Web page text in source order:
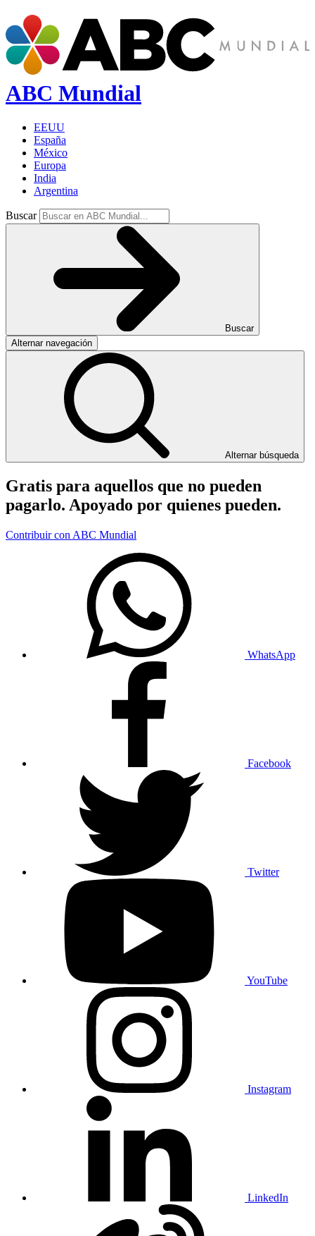
ABC Mundial
EEUU
España
México
Europa
India
Argentina
Buscar
Buscar
Alternar navegación
Alternar búsqueda
Gratis para aquellos que no pueden
pagarlo. Apoyado por quienes pueden.
Contribuir con ABC Mundial
WhatsApp
Facebook
Twitter
YouTube
Instagram
LinkedIn